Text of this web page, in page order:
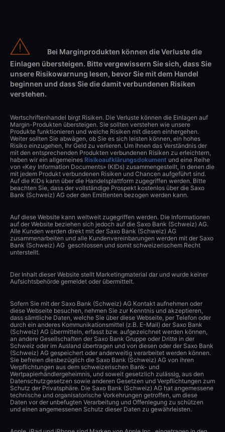
Bei Marginprodukten können die Verluste die
Einlagen übersteigen. Bitte vergewissern Sie sich, dass Sie
unsere Risikowarnung lesen, bevor Sie mit dem Handel
beginnen und dass Sie die damit verbundenen Risiken
verstehen.
Wertschriftenhandel birgt Risiken. Die Verluste können die Einlagen auf
Margin-Produkten übersteigen. Sie sollten verstehen wie unsere
Produkte funktionieren und welche Risiken mit diesen einhergehen.
Weiter sollten Sie abwägen, ob Sie es sich leisten können, ein hohes
Risiko einzugehen, Ihr Geld zu verlieren. Um Ihnen das Verständnis der
mit den entsprechenden Produkten verbundenen Risiken zu erleichtern,
haben wir ein allgemeines Risikoaufklärungsdokument und eine Reihe
von «Key Information Documents» (KIDs) zusammengestellt, in denen die
mit jedem Produkt verbundenen Risiken und Chancen aufgeführt sind.
Auf die KIDs kann über die Handelsplattform zugegriffen werden. Bitte
beachten Sie, dass der vollständige Prospekt kostenlos über die Saxo
Bank (Schweiz) AG oder den Emittenten bezogen werden kann.
Auf diese Website kann weltweit zugegriffen werden. Die Informationen
auf der Website beziehen sich jedoch auf die Saxo Bank (Schweiz) AG.
Alle Kunden werden direkt mit der Saxo Bank (Schweiz) AG
zusammenarbeiten und alle Kundenvereinbarungen werden mit der Saxo
Bank (Schweiz) AG geschlossen und somit schweizerischem Recht
unterstellt.
Der Inhalt dieser Website stellt Marketingmaterial dar und wurde keiner
Aufsichtsbehörde gemeldet oder übermittelt.
Sofern Sie mit der Saxo Bank (Schweiz) AG Kontakt aufnehmen oder
diese Webseite besuchen, nehmen Sie zur Kenntnis und akzeptieren,
dass sämtliche Daten, welche Sie über diese Webseite, per Telefon oder
durch ein anderes Kommunikationsmittel (z.B. E-Mail) der Saxo Bank
(Schweiz) AG übermitteln, erfasst bzw. aufgezeichnet werden können,
an andere Gesellschaften der Saxo Bank Gruppe oder Dritte in der
Schweiz oder im Ausland übertragen und von diesen oder der Saxo Bank
(Schweiz) AG gespeichert oder anderweitig verarbeitet werden können.
Sie befreien diesbezüglich die Saxo Bank (Schweiz) AG von ihren
Verpflichtungen aus dem schweizerischen Bank- und
Wertpapierhändlergeheimnis, und soweit gesetzlich zulässig, aus den
Datenschutzgesetzen sowie anderen Gesetzen und Verpflichtungen zum
Schutz der Privatsphäre. Die Saxo Bank (Schweiz) AG hat angemessene
technische und organisatorische Vorkehrungen getroffen, um diese
Daten vor der unbefugten Verarbeitung und Offenlegung zu schützen
und einen angemessenen Schutz dieser Daten zu gewährleisten.